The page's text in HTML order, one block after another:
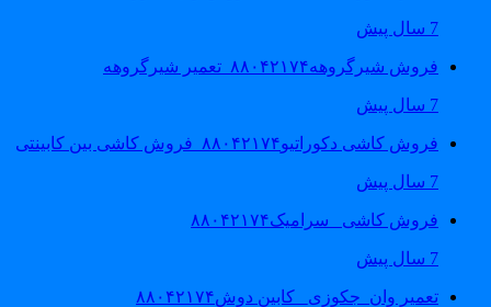
فروش شیرگروهه۸۸۰۴۲۱۷۴_تعمیر شیرگروهه
فروش کاشی دکوراتیو۸۸۰۴۲۱۷۴_فروش کاشی بین کابینتی
فروش کاشی _سرامیک۸۸۰۴۲۱۷۴
تعمیر وان_جکوزی_ کابین دوش۸۸۰۴۲۱۷۴